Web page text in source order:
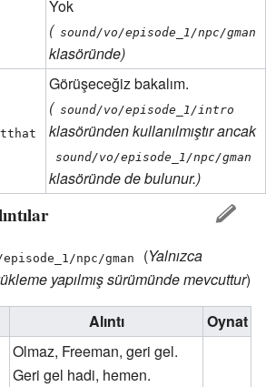
Yok
( sound/vo/episode_1/npc/gman
klasöründe)
Görüşeceğiz bakalım.
( sound/vo/episode_1/intro
klasöründen kullanılmıştır ancak
sound/vo/episode_1/npc/gman
klasöründe de bulunur.)
npc/gman (Yalnızca
yapılmış sürümünde mevcuttur)
Alıntı Oynat
Olmaz, Freeman, geri gel.
Geri gel hadi, hemen.